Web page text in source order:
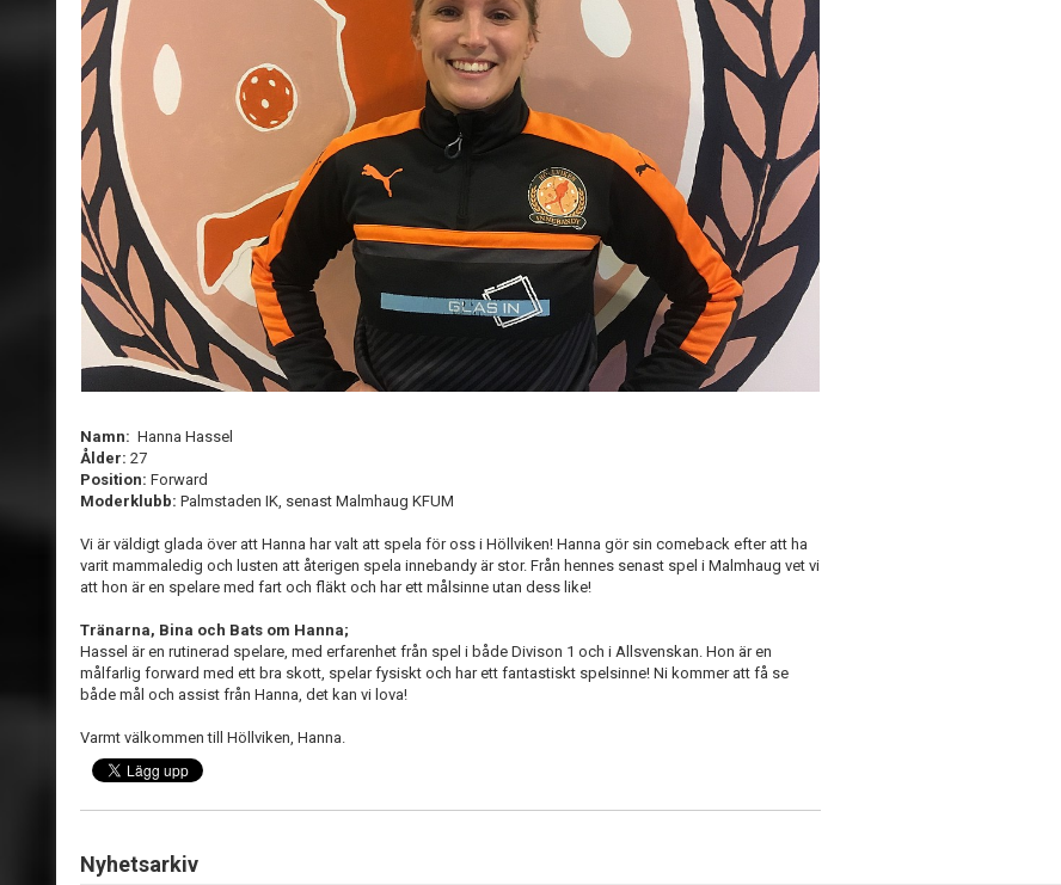
Namn: Hanna Hassel
Ålder: 27
Position: Forward
Moderklubb: Palmstaden IK, senast Malmhaug KFUM
Vi är väldigt glada över att Hanna har valt att spela för oss i Höllviken! Hanna gör sin comeback efter att ha
varit mammaledig och lusten att återigen spela innebandy är stor. Från hennes senast spel i Malmhaug vet vi
att hon är en spelare med fart och fläkt och har ett målsinne utan dess like!
Tränarna, Bina och Bats om Hanna;
Hassel är en rutinerad spelare, med erfarenhet från spel i både Divison 1 och i Allsvenskan. Hon är en
målfarlig forward med ett bra skott, spelar fysiskt och har ett fantastiskt spelsinne! Ni kommer att få se
både mål och assist från Hanna, det kan vi lova!
Varmt välkommen till Höllviken, Hanna.
Nyhetsarkiv